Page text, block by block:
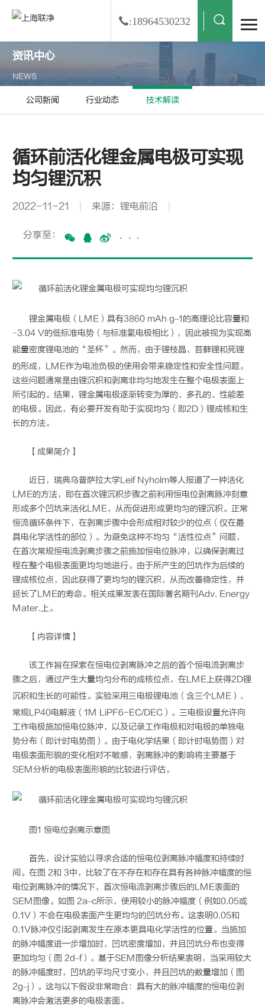
:18964530232
资讯中心
NEWS
公司新闻 行业动态 技术解读
循环前活化锂金属电极可实现
均匀锂沉积
2022-11-21 来源：锂电前沿
分享至： ···
锂金属电极（LME）具有3860 mAh g–1的高理论比容量和
−3.04 V的低标准电势（与标准氢电极相比），因此被视为实现高
能量密度锂电池的“圣杯”。然而，由于锂枝晶、苔藓锂和死锂
的形成，LME作为电池负极的使用会带来稳定性和安全性问题。
这些问题通常是由锂沉积和剥离非均匀地发生在整个电极表面上
所引起的。结果，锂金属电极逐渐转变为厚的、多孔的、性能差
的电极。因此，有必要开发有助于实现均匀（即2D）锂成核和生
长的方法。
【成果简介】
近日，瑞典乌普萨拉大学Leif Nyholm等人报道了一种活化
LME的方法，即在首次锂沉积步骤之前利用恒电位剥离脉冲刻意
形成多个凹坑来活化LME，从而促进形成更均匀的锂沉积。正常
恒流循环条件下，在剥离步骤中会形成相对较少的位点（仅在最
具电化学活性的部位）。为避免这种不均匀“活性位点”问题，
在首次常规恒电流剥离步骤之前施加恒电位脉冲，以确保剥离过
程在整个电极表面更均匀地进行。由于所产生的凹坑作为后续的
锂成核位点，因此获得了更均匀的锂沉积，从而改善稳定性，并
延长了LME的寿命。相关成果发表在国际著名期刊Adv. Energy
Mater.上。
【内容详情】
该工作旨在探索在恒电位剥离脉冲之后的首个恒电流剥离步
骤之后，通过产生大量均匀分布的成核位点，在LME上获得2D锂
沉积和生长的可能性。实验采用三电极锂电池（含三个LME）、
常规LP40电解液（1M LiPF6-EC/DEC）。三电极设置允许向
工作电极施加恒电位脉冲，以及记录工作电极和对电极的单独电
势分布（即计时电势图）。由于电化学结果（即计时电势图）对
电极表面形貌的变化相对不敏感，剥离脉冲的影响将主要基于
SEM分析的电极表面形貌的比较进行评估。
图1 恒电位剥离示意图
首先，设计实验以寻求合适的恒电位剥离脉冲幅度和持续时
间。在图 2和 3中，比较了在不存在和存在具有各种脉冲幅度的恒
电位剥离脉冲的情况下，首次恒电流剥离步骤后的LME表面的
SEM图像。如图 2a–c所示，使用较小的脉冲幅度（例如0.05或
0.1V）不会在电极表面产生更均匀的凹坑分布。这表明0.05和
0.1V脉冲仅引起剥离发生在原本更具电化学活性的位置。当施加
的脉冲幅度进一步增加时，凹坑密度增加，并且凹坑分布也变得
更加均匀（图 2d–f）。基于SEM图像分析结果表明，当采用较大
的脉冲幅度时，凹坑的平均尺寸变小，并且凹坑的数量增加（图
2g–j）。这与以下假设非常吻合：具有大的脉冲幅度的恒电位剥
离脉冲会激活更多的电极表面。